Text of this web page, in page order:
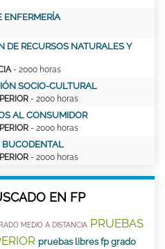
ENFERMERÍA
DE RECURSOS NATURALES Y
- 2000 horas
SOCIO-CULTURAL
- 2000 horas
AL CONSUMIDOR
- 2000 horas
BUCODENTAL
- 2000 horas
EN FP
MEDIO A DISTANCIA PRUEBAS
pruebas libres fp grado